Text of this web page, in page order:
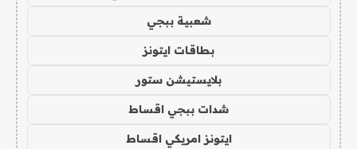
شعبية ببجي
بطاقات ايتونز
بلايستيشن ستور
شدات ببجي اقساط
ايتونز امريكي اقساط